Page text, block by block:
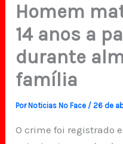
Homem
14 anos a
durante
família
Por Noticias No Face /26 de
O crime foi registrado